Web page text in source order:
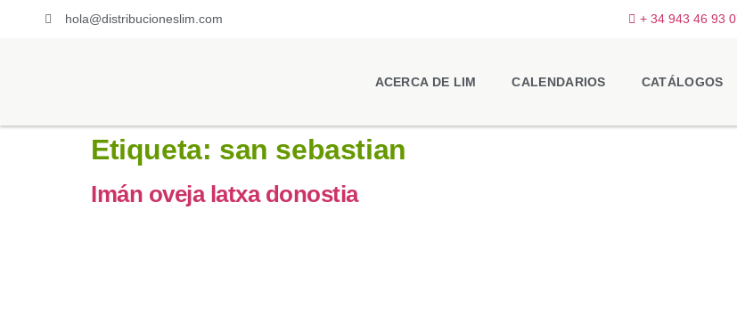
hola@distribucioneslim.com + 34 943 46 93
ACERCA DE LIM CALENDARIOS CATÁLOGOS
Etiqueta: san sebastian
Imán oveja latxa donostia